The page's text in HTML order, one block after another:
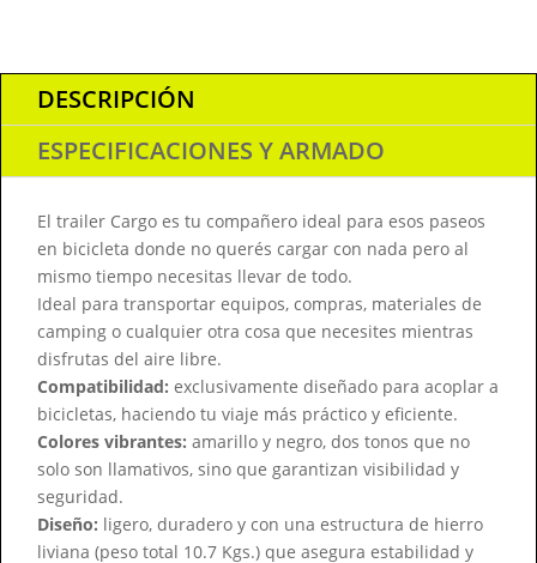
DESCRIPCIÓN
ESPECIFICACIONES Y ARMADO
El trailer Cargo es tu compañero ideal para esos paseos
en bicicleta donde no querés cargar con nada pero al
mismo tiempo necesitas llevar de todo.
Ideal para transportar equipos, compras, materiales de
camping o cualquier otra cosa que necesites mientras
disfrutas del aire libre.
Compatibilidad: exclusivamente diseñado para acoplar a
bicicletas, haciendo tu viaje más práctico y eficiente.
Colores vibrantes: amarillo y negro, dos tonos que no
solo son llamativos, sino que garantizan visibilidad y
seguridad.
Diseño: ligero, duradero y con una estructura de hierro
liviana (peso total 10.7 Kgs.) que asegura estabilidad y